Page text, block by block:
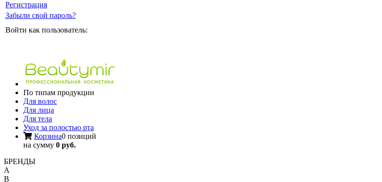
Регистрация
Забыли свой пароль?
Войти как пользователь:
По типам продукции
Для волос
Для лица
Для тела
Уход за полостью рта
Корзина0 позиций
на сумму 0 руб.
БРЕНДЫ
A
B